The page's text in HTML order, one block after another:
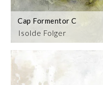
Isolde Folger
Cap Formentor C